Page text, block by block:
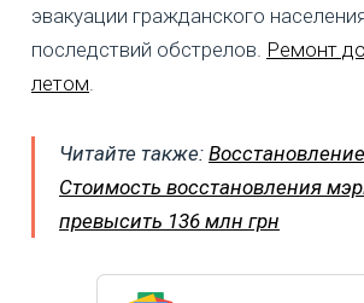
эвакуации гражданского
последствий обстрелов. Ремонт
летом
Читайте также:
Стоимость восстановления
превысить 136 млн грн